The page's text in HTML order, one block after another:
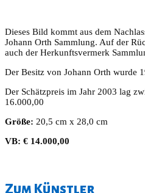
Dieses Bild kommt aus dem
Johann Orth Sammlung. Auf der
auch der Herkunftsvermerk
Der Besitz von Johann Orth wurde
Der Schätzpreis im Jahr 2003 lag
16.000,00
Größe: 20,5 cm x 28,0 cm
VB: € 14.000,00
Zum Künstler